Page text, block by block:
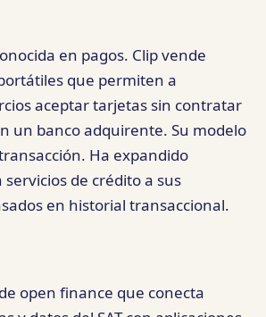
en pagos. Clip vende
que permiten a
aceptar tarjetas sin contratar
un banco adquirente. Su modelo
Ha expandido
de crédito a sus
en historial transaccional.
open finance que conecta